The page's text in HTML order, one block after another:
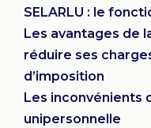
SELARLU : le
Les avantages de
réduire ses
d’imposition
Les inconvénients
unipersonnelle